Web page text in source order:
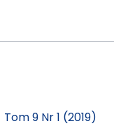
Tom 9 Nr 1 (2019)